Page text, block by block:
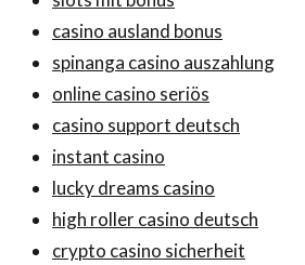
casino ausland bonus
spinanga casino auszahlung
online casino seriös
casino support deutsch
instant casino
lucky dreams casino
high roller casino deutsch
crypto casino sicherheit